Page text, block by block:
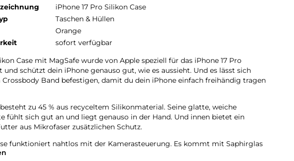
iPhone 17 Pro Silikon Case
Taschen & Hüllen
Orange
sofort verfügbar
Case mit MagSafe wurde von Apple speziell für das iPhone 17 Pro
und schützt dein iPhone genauso gut, wie es aussieht. Und es lässt sich
Crossbody Band befestigen, damit du dein iPhone einfach freihändig tragen
besteht zu 45 % aus recyceltem Silikon­material. Seine glatte, weiche
fühlt sich gut an und liegt genauso in der Hand. Und innen bietet ein
aus Mikrofaser zusätzlichen Schutz.
funktioniert nahtlos mit der Kamera­steuerung. Es kommt mit Saphirglas
Schicht, die die Bewegungen deines Fingers zur Kamerasteuerung